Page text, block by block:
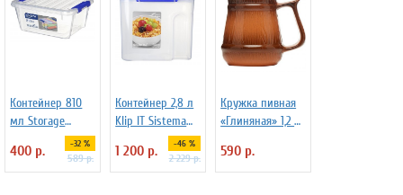
Контейнер 810
мл Storage
Sistema 70008
400 р. -32 %
589 р.
Контейнер 2,8 л
Klip IT Sistema
1 200 р. -46 %
2 229 р.
Кружка пивная
«Глиняная» 1,2 л
590 р.